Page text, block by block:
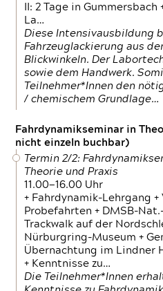
II: 2 Tage in
La…
Diese Intensivausbildung
Fahrzeuglackierung aus
Blickwinkeln. Der
sowie dem Handwerk.
Teilnehmer*Innen den
/ chemischem Grundlage…
Fahrdynamikseminar in
nicht einzeln buchbar)
Termin 2/2:
Theorie und Praxis
11.00—16.00 Uhr
+ Fahrdynamik-Lehrgang
Probefahrten + DMSB-
Trackwalk auf der
Nürburgring-Museum +
Übernachtung im Lindner
+ Kenntnisse zu…
Die Teilnehmer*Innen